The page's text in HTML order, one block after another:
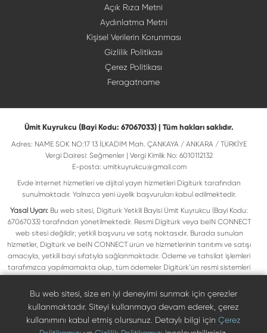
Açık Rıza Metni
Aydınlatma Metni
Kişisel Verilerin Korunması
Gizlilik Politikası
Çerez Politikası
Feragatname
Ümit Kuyrukcu (Bayi Kodu: 67067033) | Tüm hakları saklıdır.
Adres: NAME SOK NO:17 13 İLKADIM Mah. ÇANKAYA / ANKARA / TÜRKİYE
Vergi Dairesi: Seğmenler | Vergi Kimlik No: 6010112132
E-posta: umitkuyrukcu@gmail.com
Evde internet hizmetleri ve dijital yayın hizmetleri Digitürk tarafından
sunulmaktadır. Yalnızca yeni üyelik başvuruları kabul edilmektedir.
Yasal Uyarı: Bu web sitesi, Digiturk Yetkili Bayisi Ümit Kuyrukcu (Bayi Kodu:
67067033) tarafından yönetilmektedir. Resmi Digitürk veya beIN CONNECT
web sitesi değildir; yetkili başvuru ve satış noktasıdır. Burada sunulan
hizmetler, Digitürk ve beIN CONNECT ürün ve hizmetlerinin tanıtımı ve satışı
amacıyla, yetkili bayi sıfatıyla sağlanmaktadır. Ödeme ve tahsilat işlemleri
tarafımızca yapılmamakta olup, tüm ödemeler Digitürk’ün resmi sistemleri
ilgili hak sahiplerine ait olup yasal koruma altındadır. Bu markalar, yalnızca
marka sahiplerinin kullanım koşullarına uygun şekilde kullanılmaktadır. Digitürk
veya beIN CONNECT’in resmi web sitelerine ulaşmak için ilgili markaların
doğrudan resmi kanallarını ziyaret edebilirsiniz.
Bu web sitesi, size en iyi deneyimi sunmak için çerezler
kullanmaktadır. Siteyi kullanmaya devam ederek, çerez
kullanımını kabul etmiş olursunuz. Detaylı bilgi için Çerez